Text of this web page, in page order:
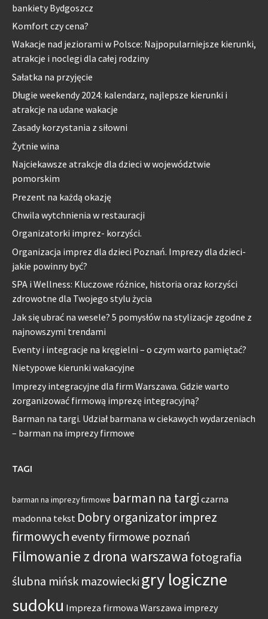
bankiety Bydgoszcz
Komfort czy cena?
Wakacje nad jeziorami w Polsce: Najpopularniejsze kierunki,
atrakcje i noclegi dla całej rodziny
Sałatka na przyjęcie
Długie weekendy 2024: kalendarz, najlepsze kierunki i
atrakcje na udane wakacje
Zasady korzystania z siłowni
Żytnie wina
Najciekawsze atrakcje dla dzieci w województwie
pomorskim
Prezent na każdą okazję
Chwila wytchnienia w restauracji
Organizatorki imprez- korzyści.
Organizacja imprez dla dzieci Poznań. Imprezy dla dzieci-
jakie powinny być?
SPA i Wellness: Kluczowe różnice, historia oraz korzyści
zdrowotne dla Twojego stylu życia
Jak się ubrać na wesele? 5 pomysłów na stylizacje zgodne z
najnowszymi trendami
Eventy i integracje na kręgielni – o czym warto pamiętać?
Nietypowe kierunki wakacyjne
Imprezy integracyjne dla firm Warszawa. Gdzie warto
zorganizować firmową imprezę integracyjną?
Barman na targi. Udział barmana w ciekawych wydarzeniach
– barman na imprezy firmowe
TAGI
barman na imprezy firmowe barman na targi czarna
madonna tekst Dobry organizator imprez
firmowych eventy firmowe poznań
Filmowanie z drona warszawa fotografia
ślubna mińsk mazowiecki gry logiczne
sudoku Impreza firmowa Warszawa imprezy